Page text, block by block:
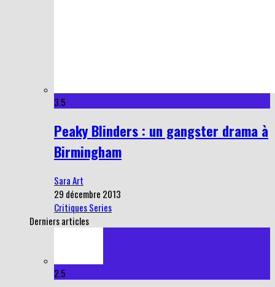
3.5
Peaky Blinders : un gangster drama à
Birmingham
Sara Art
29 décembre 2013
Critiques Series
Derniers articles
2.5